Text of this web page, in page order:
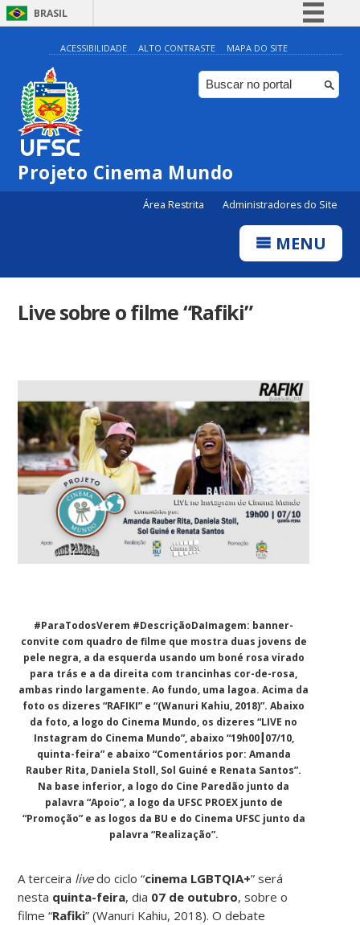
BRASIL
Simplifique!
Comunica BR
Participe
ACESSIBILIDADE ALTO CONTRASTE MAPA DO SITE
Projeto Cinema Mundo
Área Restrita Administradores do Site
MENU
Live sobre o filme “Rafiki”
#ParaTodosVerem #DescriçãoDaImagem: banner-
convite com quadro de filme que mostra duas jovens de
pele negra, a da esquerda usando um boné rosa virado
para trás e a da direita com trancinhas cor-de-rosa,
ambas rindo largamente. Ao fundo, uma lagoa. Acima da
foto os dizeres “RAFIKI” e “(Wanuri Kahiu, 2018)”. Abaixo
da foto, a logo do Cinema Mundo, os dizeres “LIVE no
Instagram do Cinema Mundo”, abaixo “19h00┃07/10,
quinta-feira” e abaixo “Comentários por: Amanda
Rauber Rita, Daniela Stoll, Sol Guiné e Renata Santos”.
Na base inferior, a logo do Cine Paredão junto da
palavra “Apoio”, a logo da UFSC PROEX junto de
“Promoção” e as logos da BU e do Cinema UFSC junto da
palavra “Realização”.
A terceira livedo ciclo “cinema LGBTQIA+” será
nesta quinta-feira, dia 07 de outubro, sobre o
filme “Rafiki” (Wanuri Kahiu, 2018). O debate